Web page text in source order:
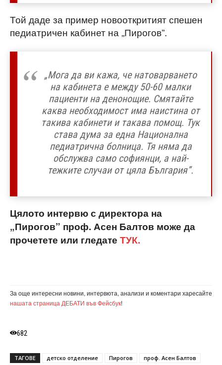
Той даде за пример новооткритият спешен
педиатричен кабинет на „Пирогов”.
„Мога да ви кажа, че натоварването
на кабинета е между 50-60 малки
пациенти на денонощие. Смятайте
каква необходимост има наистина от
такива кабинети и такава помощ. Тук
става дума за една Национална
педиатрична болница. Тя няма да
обслужва само софиянци, а най-
тежките случаи от цяла България”.
Цялото интервю с директора на
„Пирогов” проф. Асен Балтов може да
прочетете или гледате ТУК.
За още интересни новини, интервюта, анализи и коментари харесайте
нашата страница ДЕБАТИ във Фейсбук!
682
ТАГОВЕ детско отделение Пирогов
проф. Асен Балтов